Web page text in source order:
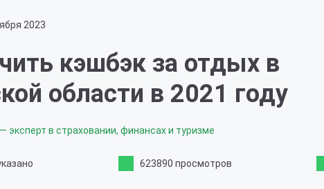
2023
кэшбэк за отдых в
области в 2021 году
— эксперт в страховании, финансах и туризме
623890 просмотров